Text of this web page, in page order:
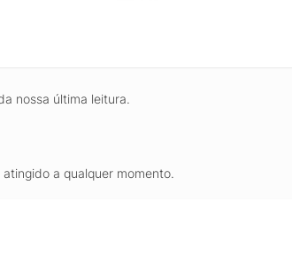
nossa última leitura.
a qualquer momento.